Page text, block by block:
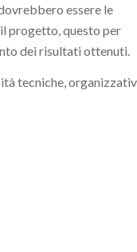
essere le
progetto, questo per
dei risultati ottenuti.
tecniche,